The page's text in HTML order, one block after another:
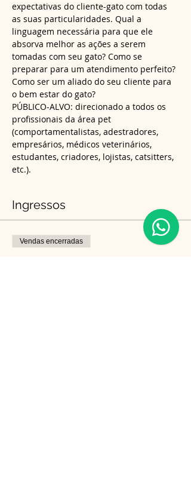
expectativas do cliente-gato com todas
as suas particularidades. Qual a
linguagem necessária para que ele
absorva melhor as ações a serem
tomadas com seu gato? Como se
preparar para um atendimento perfeito?
Como ser um aliado do seu cliente para
o bem estar do gato?
PÚBLICO-ALVO: direcionado a todos os
profissionais da área pet
(comportamentalistas, adestradores,
empresários, médicos veterinários,
estudantes, criadores, lojistas, catsitters,
etc.).
Ingressos
Vendas encerradas